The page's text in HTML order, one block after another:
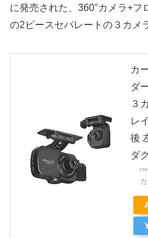
に発売された、360°カメラ+フ
の2ピースセパレートの３カメ
カ
ダ
３
レ
後
ダ